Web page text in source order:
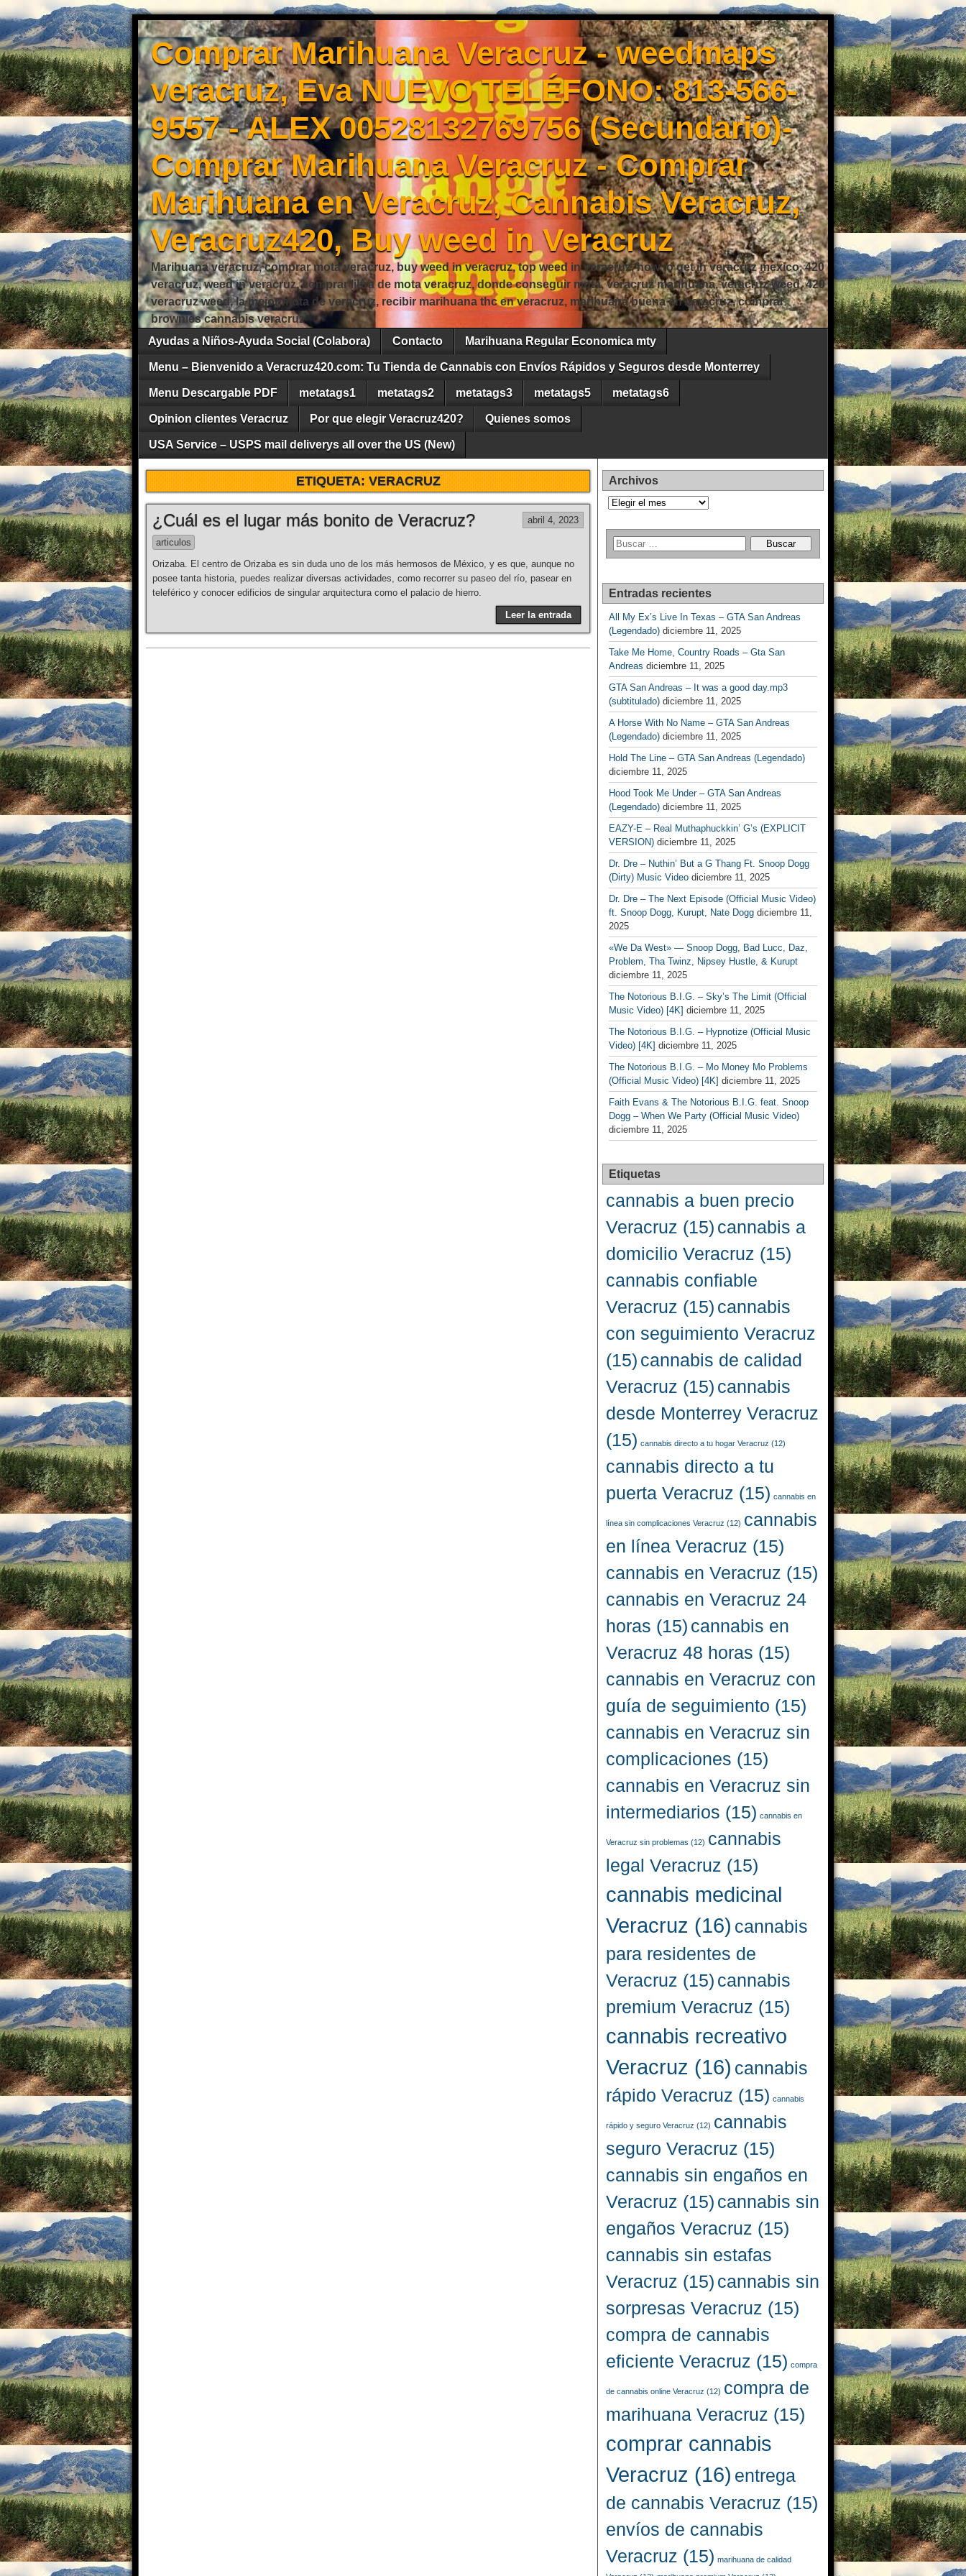
Comprar Marihuana Veracruz - weedmaps
veracruz, Eva NUEVO TELÉFONO: 813-566-
9557 - ALEX 00528132769756 (Secundario)-
Comprar Marihuana Veracruz - Comprar
Marihuana en Veracruz, Cannabis Veracruz,
Veracruz420, Buy weed in Veracruz
Marihuana veracruz, comprar mota veracruz, buy weed in veracruz, top weed in veracruz, how to get in veracruz mexico, 420
veracruz, weed in veracruz, comprar libra de mota veracruz, donde conseguir mota, veracruz marihuana, veracruz weed, 420
veracruz weed, la mejor mota de veracruz, recibir marihuana thc en veracruz, marihuana buena en veracruz, comprar
brownies cannabis veracruz
Ayudas a Niños-Ayuda Social (Colabora)
Contacto Marihuana Regular Economica mty
Menu – Bienvenido a Veracruz420.com: Tu Tienda de Cannabis con Envíos Rápidos y Seguros desde Monterrey
Menu Descargable PDF metatags1 metatags2 metatags3 metatags5 metatags6
Opinion clientes Veracruz Por que elegir Veracruz420? Quienes somos
USA Service – USPS mail deliverys all over the US (New)
ETIQUETA:VERACRUZ
¿Cuál es el lugar más bonito de Veracruz? abril 4, 2023
articulos
Orizaba. El centro de Orizaba es sin duda uno de los más hermosos de México, y es que, aunque no
posee tanta historia, puedes realizar diversas actividades, como recorrer su paseo del río, pasear en
teleférico y conocer edificios de singular arquitectura como el palacio de hierro.
Leer la entrada
Archivos
Archivos
Entradas recientes
All My Ex’s Live In Texas – GTA San Andreas
(Legendado) diciembre 11, 2025
Take Me Home, Country Roads – Gta San
Andreas diciembre 11, 2025
GTA San Andreas – It was a good day.mp3
(subtitulado) diciembre 11, 2025
A Horse With No Name – GTA San Andreas
(Legendado) diciembre 11, 2025
Hold The Line – GTA San Andreas (Legendado)
diciembre 11, 2025
Hood Took Me Under – GTA San Andreas
(Legendado) diciembre 11, 2025
EAZY-E – Real Muthaphuckkin’ G’s (EXPLICIT
VERSION) diciembre 11, 2025
Dr. Dre – Nuthin’ But a G Thang Ft. Snoop Dogg
(Dirty) Music Video diciembre 11, 2025
Dr. Dre – The Next Episode (Official Music Video)
ft. Snoop Dogg, Kurupt, Nate Dogg diciembre 11,
2025
«We Da West» — Snoop Dogg, Bad Lucc, Daz,
Problem, Tha Twinz, Nipsey Hustle, & Kurupt
diciembre 11, 2025
The Notorious B.I.G. – Sky’s The Limit (Official
Music Video) [4K] diciembre 11, 2025
The Notorious B.I.G. – Hypnotize (Official Music
Video) [4K] diciembre 11, 2025
The Notorious B.I.G. – Mo Money Mo Problems
(Official Music Video) [4K] diciembre 11, 2025
Faith Evans & The Notorious B.I.G. feat. Snoop
Dogg – When We Party (Official Music Video)
diciembre 11, 2025
Etiquetas
cannabis a buen precio
Veracruz (15) cannabis a
domicilio Veracruz (15)
cannabis confiable
Veracruz (15) cannabis
con seguimiento Veracruz
(15) cannabis de calidad
Veracruz (15) cannabis
desde Monterrey Veracruz
(15) cannabis directo a tu hogar Veracruz (12)
cannabis directo a tu
puerta Veracruz (15) cannabis en
línea sin complicaciones Veracruz (12) cannabis
en línea Veracruz (15)
cannabis en Veracruz (15)
cannabis en Veracruz 24
horas (15) cannabis en
Veracruz 48 horas (15)
cannabis en Veracruz con
guía de seguimiento (15)
cannabis en Veracruz sin
complicaciones (15)
cannabis en Veracruz sin
intermediarios (15) cannabis en
Veracruz sin problemas (12) cannabis
legal Veracruz (15)
cannabis medicinal
Veracruz (16) cannabis
para residentes de
Veracruz (15) cannabis
premium Veracruz (15)
cannabis recreativo
Veracruz (16) cannabis
rápido Veracruz (15) cannabis
rápido y seguro Veracruz (12) cannabis
seguro Veracruz (15)
cannabis sin engaños en
Veracruz (15) cannabis sin
engaños Veracruz (15)
cannabis sin estafas
Veracruz (15) cannabis sin
sorpresas Veracruz (15)
compra de cannabis
eficiente Veracruz (15) compra
de cannabis online Veracruz (12) compra de
marihuana Veracruz (15)
comprar cannabis
Veracruz (16) entrega
de cannabis Veracruz (15)
envíos de cannabis
Veracruz (15) marihuana de calidad